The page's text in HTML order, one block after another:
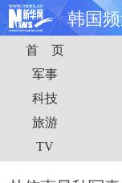
韩国
首页
娱乐
时尚
首 页
军事
科技
旅游
TV